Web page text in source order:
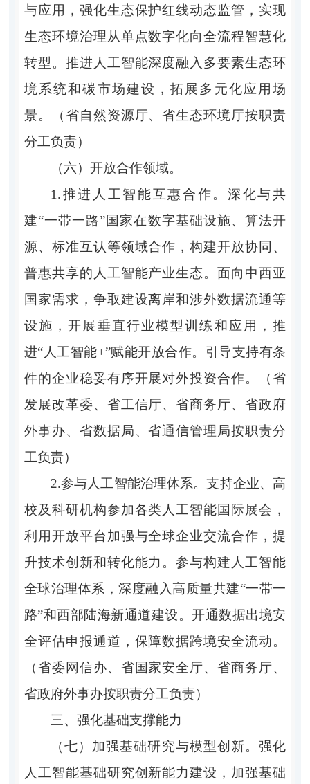
与应用，强化生态保护红线动态监管，实现
生态环境治理从单点数字化向全流程智慧化
转型。推进人工智能深度融入多要素生态环
境系统和碳市场建设，拓展多元化应用场
景。（省自然资源厅、省生态环境厅按职责
分工负责）
（六）开放合作领域。
1.推进人工智能互惠合作。深化与共
建“一带一路”国家在数字基础设施、算法开
源、标准互认等领域合作，构建开放协同、
普惠共享的人工智能产业生态。面向中西亚
国家需求，争取建设离岸和涉外数据流通等
设施，开展垂直行业模型训练和应用，推
进“人工智能+”赋能开放合作。引导支持有条
件的企业稳妥有序开展对外投资合作。（省
发展改革委、省工信厅、省商务厅、省政府
外事办、省数据局、省通信管理局按职责分
工负责）
2.参与人工智能治理体系。支持企业、高
校及科研机构参加各类人工智能国际展会，
利用开放平台加强与全球企业交流合作，提
升技术创新和转化能力。参与构建人工智能
全球治理体系，深度融入高质量共建“一带一
路”和西部陆海新通道建设。开通数据出境安
全评估申报通道，保障数据跨境安全流动。
（省委网信办、省国家安全厅、省商务厅、
省政府外事办按职责分工负责）
三、强化基础支撑能力
（七）加强基础研究与模型创新。 强化
人工智能基础研究创新能力建设，加强基础